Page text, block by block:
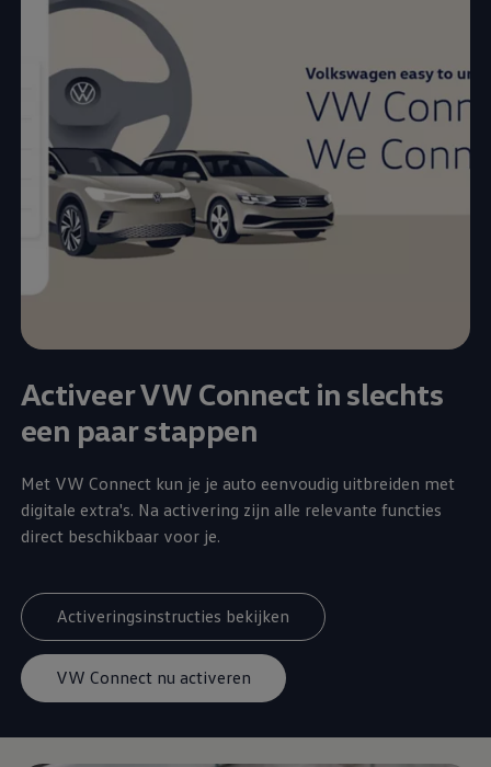
Activeer VW Connect in slechts
een paar stappen
Met VW Connect kun je je auto eenvoudig uitbreiden met
digitale extra's. Na activering zijn alle relevante functies
direct beschikbaar voor je.
Activeringsinstructies bekijken
VW Connect nu activeren